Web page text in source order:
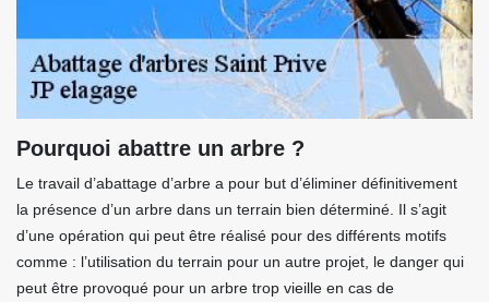
Pourquoi abattre un arbre ?
Le travail d’abattage d’arbre a pour but d’éliminer définitivement
la présence d’un arbre dans un terrain bien déterminé. Il s’agit
d’une opération qui peut être réalisé pour des différents motifs
comme : l’utilisation du terrain pour un autre projet, le danger qui
peut être provoqué pour un arbre trop vieille en cas de